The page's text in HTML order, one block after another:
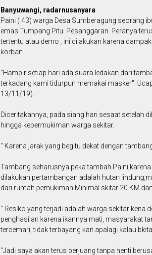
Banyuwangi, radarnusanyara
Paini ( 43) warga Desa Sumberagung seorang
emas Tumpang Pitu Pesanggaran. Peranya
tertentu atau demo , ini dilakukan karena
korban .
"Hampir setiap hari ada suara ledakan dari
terkadang kami tidurpun memakai masker".
13/11/19).
Diceritakannya, pada siang hari sesaat setelah
hingga kepermukiman warga sekitar.
" Karena jarak yang begitu dekat dengan
Tambang seharusnya peka tambah
dilakukan pertambangan adalah hutan
dari rumah pemukiman Minimal skitar 20 KM
" Resiko yang terjadi adalah warga sekitar
penghasilan karena ikannya mati, masyarakat
tercemari, tidak terbayang kan.apalagi kalau
"Jadi saya akan terus berjuang tanpa henti